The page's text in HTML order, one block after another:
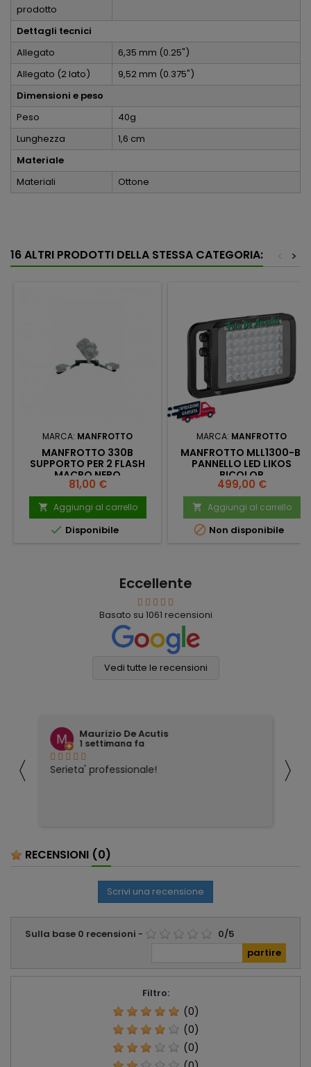
prodotto
Dettagli tecnici
Allegato
6,35 mm (0.25")
Allegato (2 lato)
9,52 mm (0.375")
Dimensioni e peso
Peso
40g
Lunghezza
1,6 cm
Materiale
Materiali
Ottone
16 ALTRI PRODOTTI DELLA STESSA CATEGORIA: >
<
MARCA: MANFROTTO
MANFROTTO 330B
SUPPORTO PER 2 FLASH
MACRO NERO
Prezzo
81,00 €
 Aggiungi al carrello
 Disponibile
MARCA: MANFROTTO
MANFROTTO MLL1300-BI
PANNELLO LED LIKOS
BICOLOR
Prezzo
499,00 €
 Aggiungi al carrello
 Non disponibile
Eccellente
Basato su 1061 recensioni
Vedi tutte le recensioni
〈
Maurizio De Acutis
1 settimana fa
Serieta' professionale! 〉
RECENSIONI (0)
Scrivi una recensione
Sulla base 0 recensioni - 0/5
Filtro:
(0)
(0)
(0)